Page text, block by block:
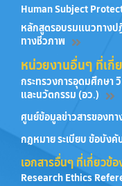
Human Subject
หลักสูตรอบรมแนวทาง
ทางชีวภาพ
หน่วยงานอื่นๆ ที่เกี่
กระทรวงการอุดมศึกษา
และนวัตกรรม (อว.)
ศูนย์ข้อมูลข่าวสารของทา
กฎหมาย ระเบียบ ข้อบังคั
เอกสารอื่นๆ ที่เกี่ยวข้อ
Research Ethics